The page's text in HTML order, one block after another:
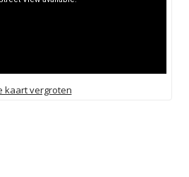
kaart vergroten